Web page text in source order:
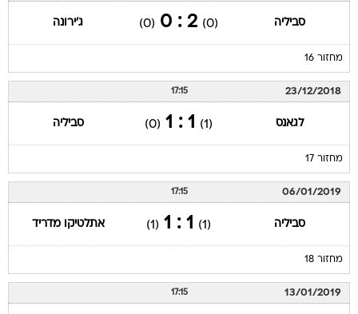
סביליה (0)
2 : 0
(0) ג'ירונה
מחזור 16
23/12/2018
17:15
לגאנס (1)
1 : 1
(0) סביליה
מחזור 17
06/01/2019
17:15
סביליה (1)
1 : 1
(1) אתלטיקו מדריד
מחזור 18
13/01/2019
17:15